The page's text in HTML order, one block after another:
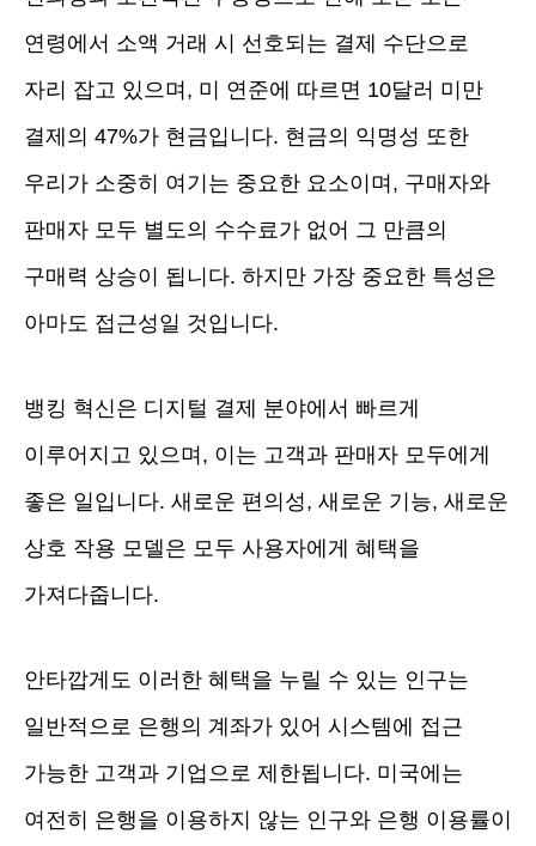
연령에서 소액 거래 시 선호되는 결제 수단으로
자리 잡고 있으며, 미 연준에 따르면 10달러 미만
결제의 47%가 현금입니다. 현금의 익명성 또한
우리가 소중히 여기는 중요한 요소이며, 구매자와
판매자 모두 별도의 수수료가 없어 그 만큼의
구매력 상승이 됩니다. 하지만 가장 중요한 특성은
아마도 접근성일 것입니다.
뱅킹 혁신은 디지털 결제 분야에서 빠르게
이루어지고 있으며, 이는 고객과 판매자 모두에게
좋은 일입니다. 새로운 편의성, 새로운 기능, 새로운
상호 작용 모델은 모두 사용자에게 혜택을
가져다줍니다.
안타깝게도 이러한 혜택을 누릴 수 있는 인구는
일반적으로 은행의 계좌가 있어 시스템에 접근
가능한 고객과 기업으로 제한됩니다. 미국에는
여전히 은행을 이용하지 않는 인구와 은행 이용률이